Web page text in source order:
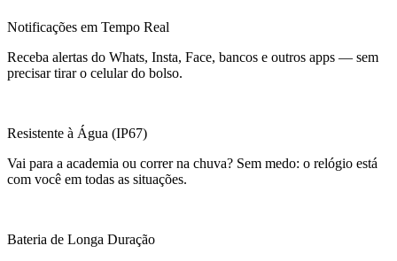
Notificações em Tempo Real
Receba alertas do Whats, Insta, Face, bancos e outros apps — sem
precisar tirar o celular do bolso.
Resistente à Água (IP67)
Vai para a academia ou correr na chuva? Sem medo: o relógio está
com você em todas as situações.
Bateria de Longa Duração